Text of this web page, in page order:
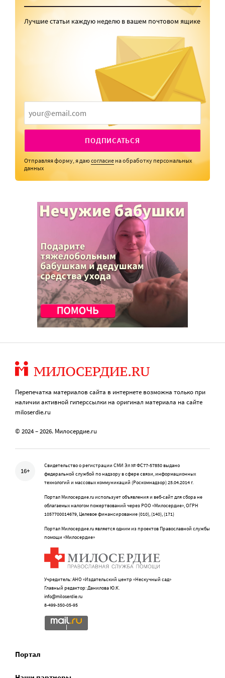
Лучшие статьи каждую неделю в вашем почтовом ящике
ПОДПИСАТЬСЯ
Отправляя форму, я даюсогласие на обработку персональных
данных
Перепечатка материалов сайта в интернете возможна только при
наличии активной гиперссылки на оригинал материала на сайте
miloserdie.ru
© 2024 – 2026. Милосердие.ru
16+
Свидетельство о регистрации СМИ Эл № ФС77-57850 выдано
федеральной службой по надзору в сфере связи, информационных
технологий и массовых коммуникаций (Роскомнадзор) 25.04.2014 г.
Портал Милосердие.ru использует объявления и веб-сайт для сбора не
облагаемых налогом пожертвований через РОО «Милосердие», ОГРН
1057700014679, Целевое финансирование (010), (140), (171)
Портал Милосердие.ru является одним из проектов Православной службы
помощи «Милосердие»
Учредитель: АНО «Издательский центр «Нескучный сад»
Главный редактор: Данилова Ю.К.
info@miloserdie.ru
8-499-350-05-95
Портал